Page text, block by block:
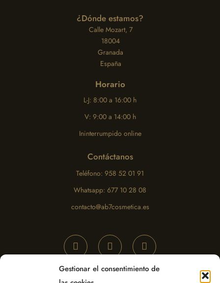
Gestionar el consentimiento de
¿Dónde estamos?
Calle Mozart, 7
18004
Granada
España
Horario
L-J: 8:00 a 16:00 h
V: 9:00 a 14:00 h
Ininterrumpido online
Contáctanos
Teléfono: 958 52 01 91
Whatsapp: 677 10 28 08
contacto@ab7cosmetica.es